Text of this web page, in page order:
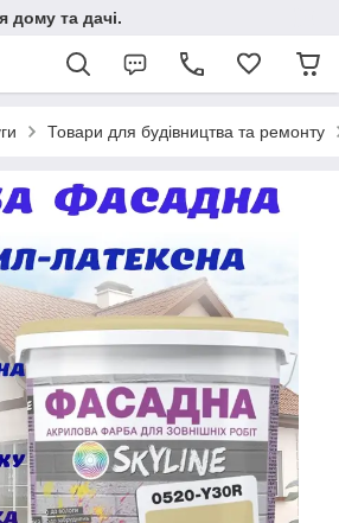
дому та дачі.
Товари для будівництва та ремонту